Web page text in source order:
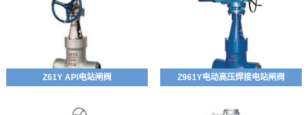
Z61Y API电站闸阀 Z961Y电动高压焊接电站闸阀